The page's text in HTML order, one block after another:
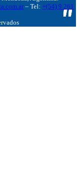
– Tel: +(54) 9 261